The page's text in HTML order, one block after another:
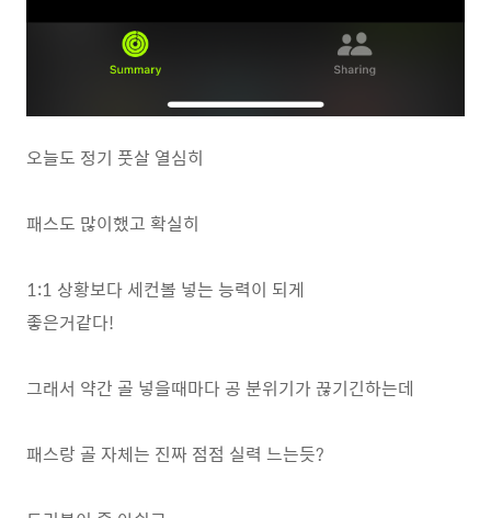
오늘도 정기 풋살 열심히
패스도 많이했고 확실히
1:1 상황보다 세컨볼 넣는 능력이 되게
좋은거같다!
그래서 약간 골 넣을때마다 공 분위기가 끊기긴하는데
패스랑 골 자체는 진짜 점점 실력 느는듯?